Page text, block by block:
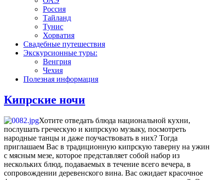
Россия
Тайланд
Тунис
Хорватия
Свадебные путешествия
Экскурсионные туры:
Венгрия
Чехия
Полезная информация
Кипрские ночи
Хотите отведать блюда национальной кухни,
послушать греческую и кипрскую музыку, посмотреть
народные танцы и даже поучаствовать в них? Тогда
приглашаем Вас в традиционную кипрскую таверну на ужин
с мясным мезе, которое представляет собой набор из
нескольких блюд, подаваемых в течение всего вечера, в
сопровождении деревенского вина. Вас ожидает красочное